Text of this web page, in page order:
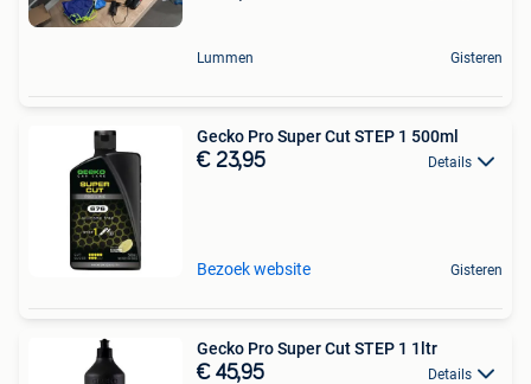
Lummen Gisteren
Gecko Pro Super Cut STEP 1 500ml
€ 23,95 Details
Bezoek website Gisteren
Gecko Pro Super Cut STEP 1 1ltr
€ 45,95 Details